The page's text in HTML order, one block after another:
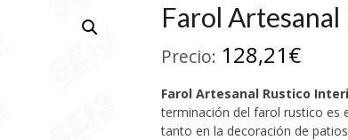
Farol
Precio: 128,21€
Farol Artesanal Rustico
terminación del farol rustico es
tanto en la decoración de